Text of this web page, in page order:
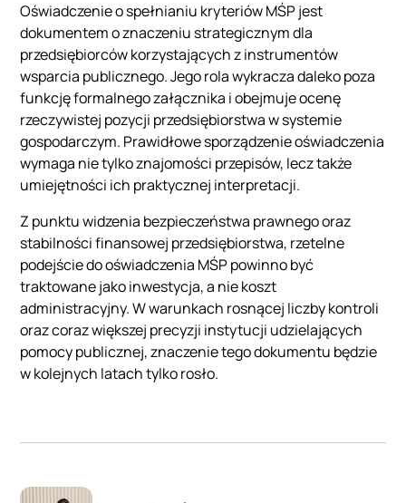
Oświadczenie o spełnianiu kryteriów MŚP jest
dokumentem o znaczeniu strategicznym dla
przedsiębiorców korzystających z instrumentów
wsparcia publicznego. Jego rola wykracza daleko poza
funkcję formalnego załącznika i obejmuje ocenę
rzeczywistej pozycji przedsiębiorstwa w systemie
gospodarczym. Prawidłowe sporządzenie oświadczenia
wymaga nie tylko znajomości przepisów, lecz także
umiejętności ich praktycznej interpretacji.
Z punktu widzenia bezpieczeństwa prawnego oraz
stabilności finansowej przedsiębiorstwa, rzetelne
podejście do oświadczenia MŚP powinno być
traktowane jako inwestycja, a nie koszt
administracyjny. W warunkach rosnącej liczby kontroli
oraz coraz większej precyzji instytucji udzielających
pomocy publicznej, znaczenie tego dokumentu będzie
w kolejnych latach tylko rosło.